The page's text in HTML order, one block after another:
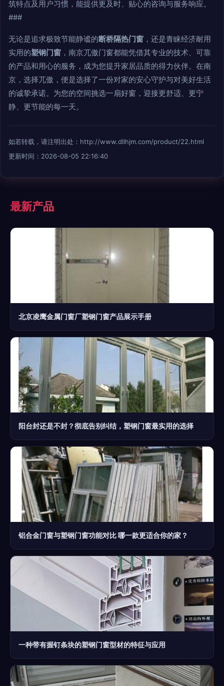
筑特点及用户习惯，能提供更及时、贴心的咨询与服务响应。
###
无论是追求极致节能静谧的断桥隔热门窗 ，还是青睐经济耐用
实用的塑钢门窗 ，南京兀傲门窗都能凭借其专业的技术、可靠
的产品和用心的服务，成为您提升家居品质的得力伙伴。在南
京，选择兀傲，便是选择了一份对家的安心守护与对美好生活
的诚挚承诺。为您的空间挑选一扇好窗，迎接更舒适、更宁
静、更节能的每一天。
如若转载，请注明出处：http://www.dllhjm.com/product/22.html
更新时间：2026-08-05 22:16:40
最新产品
北京凌鹰金属门窗厂塑钢门窗产品展示手册
阳台封还是不封？彻底告别纠结，塑钢门窗最实用的选择
铝合金门窗与塑钢门窗功能对比 哪一款更适合你的家？
一种带有握钉条块的塑钢门窗型材的特征与应用